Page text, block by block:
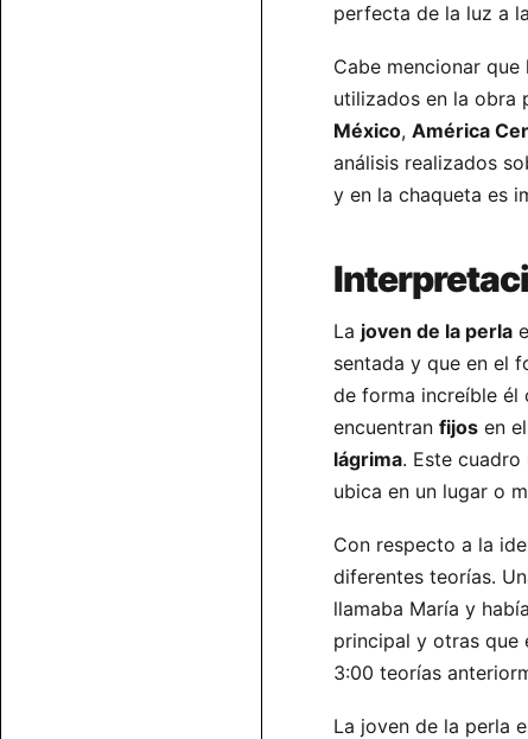
perfecta de la luz a
Cabe mencionar que
utilizados en la obra
México, América
análisis realizados
y en la chaqueta es
La joven de la perla
sentada y que en el
de forma increíble él
encuentran fijos en el
lágrima. Este
ubica en un lugar o
Con respecto a la
diferentes teorías.
llamaba María y
principal y otras que
3:00 teorías
La joven de la perla